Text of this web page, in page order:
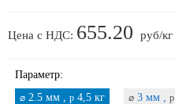
Цена с НДС: 655.20 руб/кг
Параметр:
⌀ 2.5 мм , p 4,5 кг ⌀ 3 мм , p